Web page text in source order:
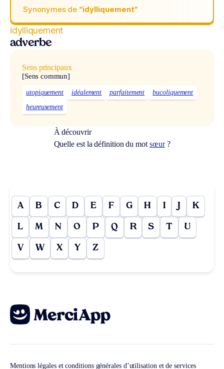
Synonymes de “idylliquement“
idylliquement
adverbe
Sens principaux
[Sens commun]
utopiquement idéalement parfaitement
bucoliquement
heureusement
À découvrir
Quelle est la définition du mot sœur?
A B C D E F G H I J K
L M N O P Q R S T U
V W X Y Z
Mentions légales et conditions générales d’utilisation et de services